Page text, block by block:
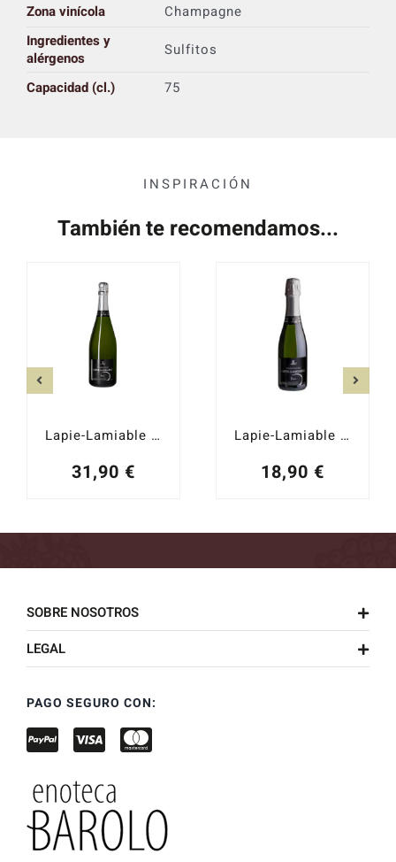
Zona vinícola
Champagne
Ingredientes y
alérgenos
Sulfitos
Capacidad (cl.)
75
INSPIRACIÓN
También te recomendamos...
Lapie-Lamiable Brut
31,90 €
Lapie-Lamiable Brut 37.5cl
18,90 €
SOBRE NOSOTROS
LEGAL
PAGO SEGURO CON: